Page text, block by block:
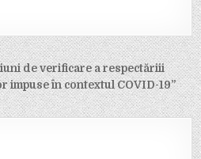
de verificare a respectăriii
în contextul COVID-19”